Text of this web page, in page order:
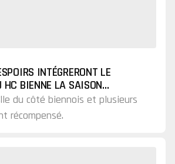
INTÉGRERONT LE
HC BIENNE LA SAISON
du côté biennois et plusieurs
récompensé.